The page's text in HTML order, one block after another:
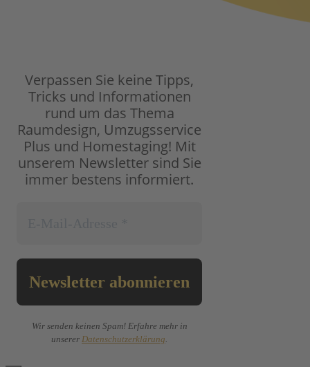
Verpassen Sie keine Tipps,
Tricks und Informationen
rund um das Thema
Raumdesign, Umzugsservice
Plus und Homestaging! Mit
unserem Newsletter sind Sie
immer bestens informiert.
Wir senden keinen Spam! Erfahre mehr in
unserer Datenschutzerklärung.